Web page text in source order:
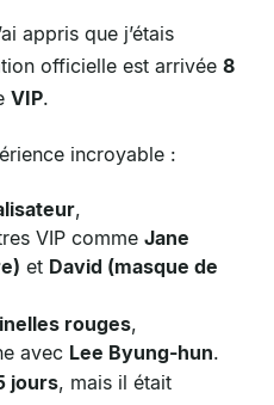
appris que j’étais
officielle est arrivée 8
VIP.
incroyable :
,
VIP comme Jane
et David (masque de
rouges,
avec Lee Byung-hun.
jours, mais il était